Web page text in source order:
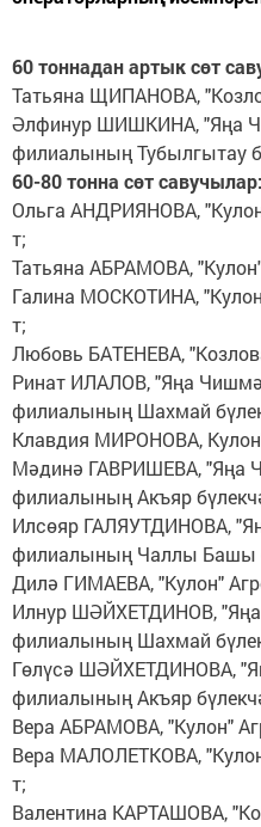
60 тоннадан артык сөт
Татьяна ЩИПАНОВА,
Әлфинур ШИШКИНА, "Яңа
филиалының Тубылгытау
60-80 тонна сөт савучылар:
Ольга АНДРИЯНОВА,
т;
Татьяна АБРАМОВА,
Галина МОСКОТИНА,
т;
Любовь БАТЕНЕВА,
Ринат ИЛАЛОВ, "Яңа
филиалының Шахмай
Клавдия МИРОНОВА,
Мәдинә ГАВРИШЕВА, "Яңа
филиалының Акъяр
Илсөяр ГАЛЯУТДИНОВА,
филиалының Чаллы Башы
Дилә ГИМАЕВА, "Кулон"
Илнур ШӘЙХЕТДИНОВ,
филиалының Шахмай
Гөлүсә ШӘЙХЕТДИНОВА,
филиалының Акъяр
Вера АБРАМОВА, "Кулон"
Вера МАЛОЛЕТКОВА,
т;
Валентина КАРТАШОВА,